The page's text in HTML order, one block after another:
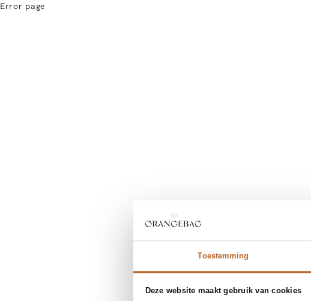
Toestemming
Deze website maakt gebruik van cookies
Error page